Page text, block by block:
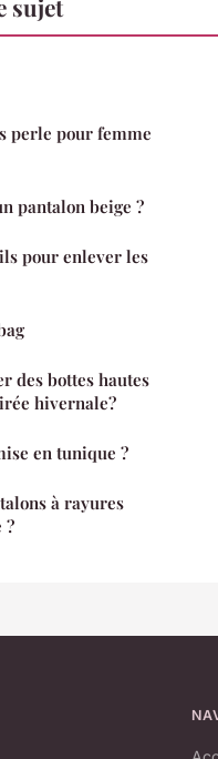
perle pour femme
pantalon beige ?
pour enlever les
des bottes hautes
hivernale?
en tunique ?
à rayures
?